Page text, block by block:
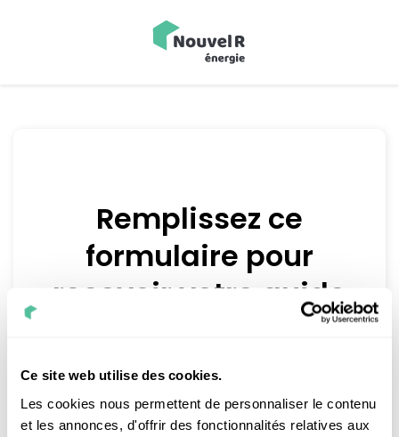
Ce site web utilise des cookies.
Les cookies nous permettent de personnaliser le contenu
et les annonces, d'offrir des fonctionnalités relatives aux
Remplissez ce
formulaire pour
recevoir votre guide